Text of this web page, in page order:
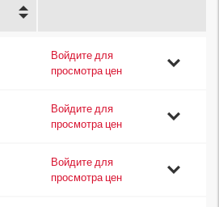
Войдите для
просмотра цен
Войдите для
просмотра цен
Войдите для
просмотра цен